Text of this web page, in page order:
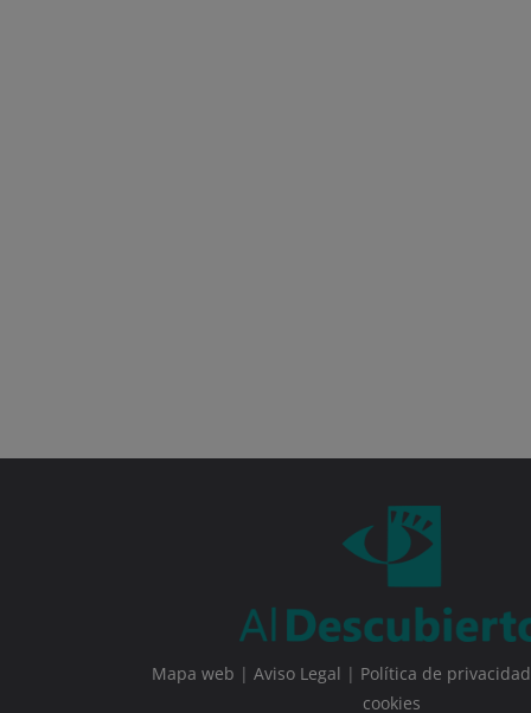
Mapa web | Aviso Legal | Política de privacidad
cookies